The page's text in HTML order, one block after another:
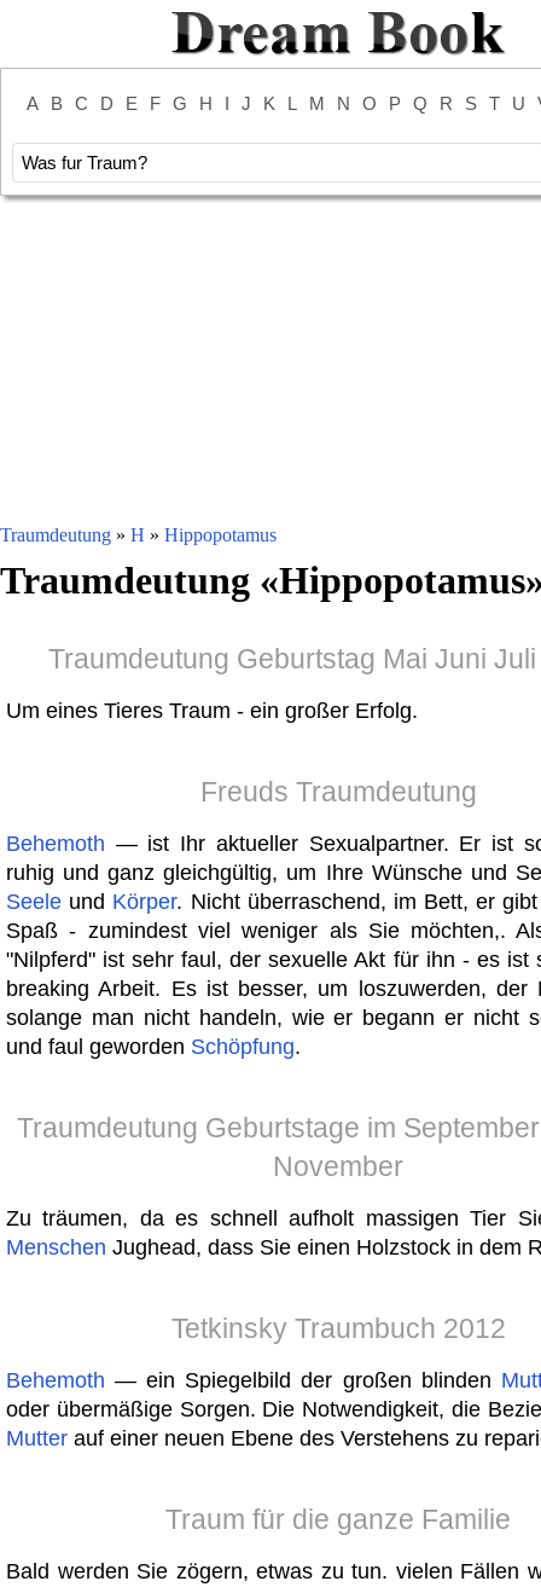
A B C D E F G H I J K L M N O P Q R S T U
Traumdeutung » H » Hippopotamus
Traumdeutung «Hippopotamus
Traumdeutung Geburtstag Mai Juni
Um eines Tieres Traum - ein großer Erfolg.
Freuds Traumdeutung
Behemoth — ist Ihr aktueller Sexualpartner. Er ist
ruhig und ganz gleichgültig, um Ihre Wünsche und
Seele und Körper. Nicht überraschend, im Bett, er
Spaß - zumindest viel weniger als Sie möchten,.
"Nilpferd" ist sehr faul, der sexuelle Akt für ihn - es ist
breaking Arbeit. Es ist besser, um loszuwerden, der
solange man nicht handeln, wie er begann er nicht
und faul geworden Schöpfung.
Traumdeutung Geburtstage im
November
Zu träumen, da es schnell aufholt massigen Tier
Menschen Jughead, dass Sie einen Holzstock in dem
Tetkinsky Traumbuch 2012
Behemoth — ein Spiegelbild der großen blinden
oder übermäßige Sorgen. Die Notwendigkeit, die
Mutter auf einer neuen Ebene des Verstehens zu
Traum für die ganze Familie
Bald werden Sie zögern, etwas zu tun. vielen Fällen